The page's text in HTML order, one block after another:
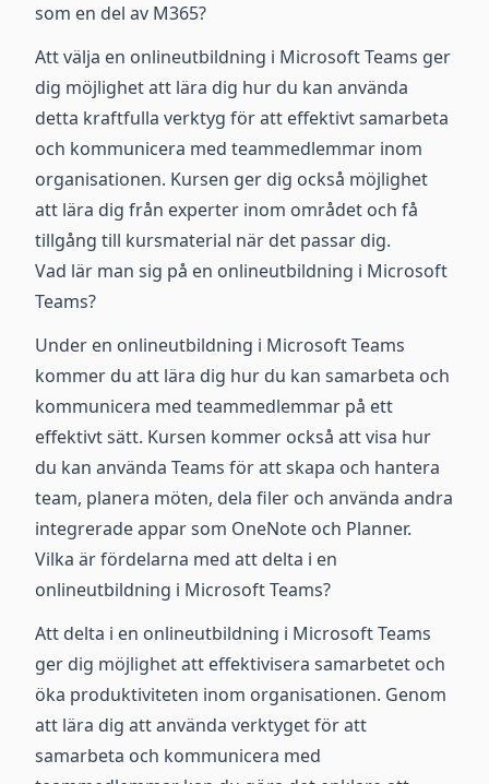
som en del av M365?
Att välja en onlineutbildning i Microsoft Teams ger
dig möjlighet att lära dig hur du kan använda
detta kraftfulla verktyg för att effektivt samarbeta
och kommunicera med teammedlemmar inom
organisationen. Kursen ger dig också möjlighet
att lära dig från experter inom området och få
tillgång till kursmaterial när det passar dig.
Vad lär man sig på en onlineutbildning i Microsoft
Teams?
Under en onlineutbildning i Microsoft Teams
kommer du att lära dig hur du kan samarbeta och
kommunicera med teammedlemmar på ett
effektivt sätt. Kursen kommer också att visa hur
du kan använda Teams för att skapa och hantera
team, planera möten, dela filer och använda andra
integrerade appar som OneNote och Planner.
Vilka är fördelarna med att delta i en
onlineutbildning i Microsoft Teams?
Att delta i en onlineutbildning i Microsoft Teams
ger dig möjlighet att effektivisera samarbetet och
öka produktiviteten inom organisationen. Genom
att lära dig att använda verktyget för att
samarbeta och kommunicera med